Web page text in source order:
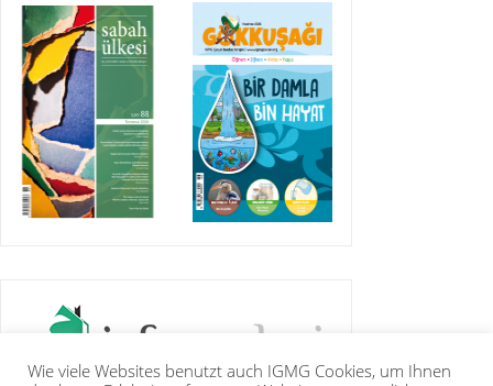
Wie viele Websites benutzt auch IGMG Cookies, um Ihnen